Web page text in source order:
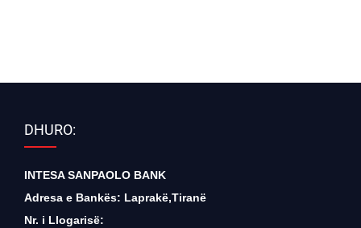
DHURO:
INTESA SANPAOLO BANK
Adresa e Bankës: Laprakë,Tiranë
Nr. i Llogarisë: